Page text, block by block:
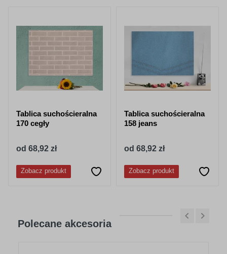
Tablica suchościeralna
170 cegły
od 68,92 zł
Zobacz produkt
Tablica suchościeralna
158 jeans
od 68,92 zł
Zobacz produkt
Polecane akcesoria